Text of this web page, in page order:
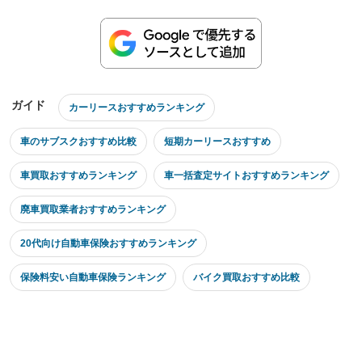
ガイド カーリースおすすめランキング
車のサブスクおすすめ比較 短期カーリースおすすめ
車買取おすすめランキング 車一括査定サイトおすすめランキング
廃車買取業者おすすめランキング
20代向け自動車保険おすすめランキング
保険料安い自動車保険ランキング バイク買取おすすめ比較